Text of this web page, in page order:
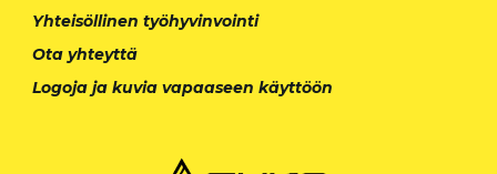
Yhteisöllinen työhyvinvointi
Ota yhteyttä
Logoja ja kuvia vapaaseen käyttöön